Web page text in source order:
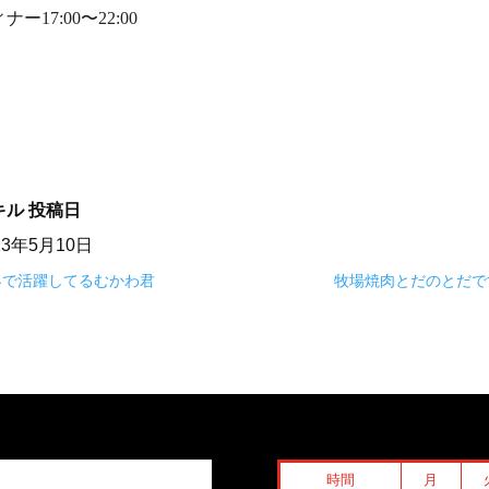
ナー17:00〜22:00⠀
ル 投稿日
年5月10日
活躍してるむかわ君 牧場焼肉とだのとだ
時間 月